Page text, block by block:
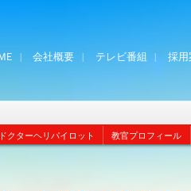
会社概要 テレビ番組 採用
ドクターヘリパイロット 教官プロフィール